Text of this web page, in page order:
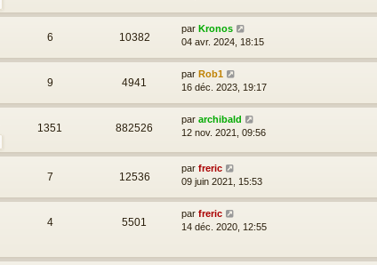
6 10382
par Kronos
04 avr. 2024, 18:15
9 4941
par Rob1
16 déc. 2023, 19:17
1351 882526
par archibald
12 nov. 2021, 09:56
7 12536
par freric
09 juin 2021, 15:53
4 5501
par freric
14 déc. 2020, 12:55